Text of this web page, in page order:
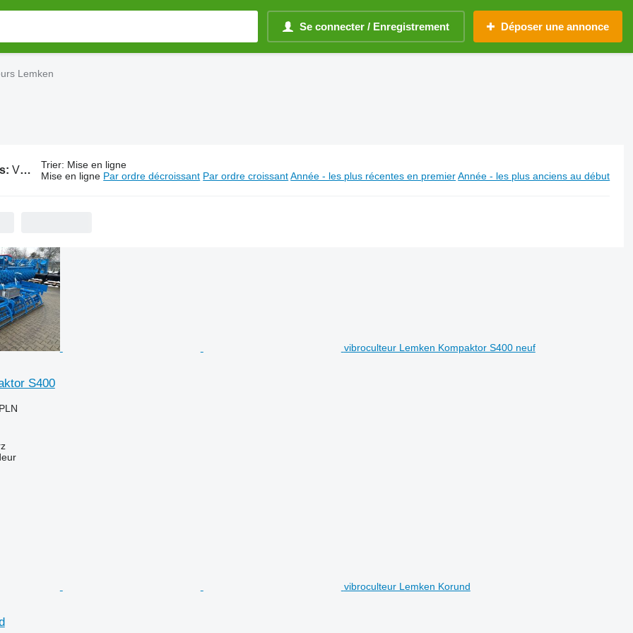
Se connecter / Enregistrement Déposer une annonce
Lemken
Vibroculteurs Lemken Trier: Mise en ligne
Mise en ligne Par ordre décroissant Par ordre croissant Année - les plus récentes en premier Année - les plus anciens au début
vibroculteur Lemken Kompaktor S400 neuf
S400
vibroculteur Lemken Korund